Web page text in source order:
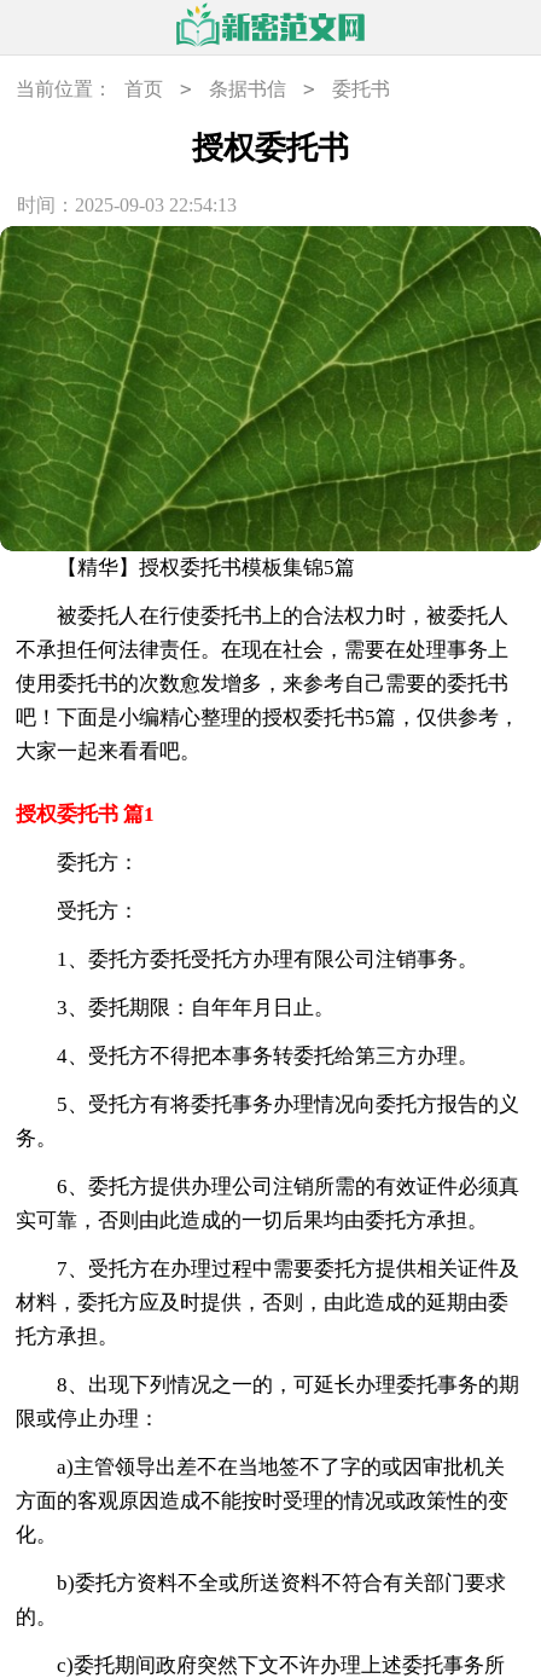
当前位置： 首页 > 条据书信 > 委托书
授权委托书
时间：2025-09-03 22:54:13
【精华】授权委托书模板集锦5篇
被委托人在行使委托书上的合法权力时，被委托人
不承担任何法律责任。在现在社会，需要在处理事务上
使用委托书的次数愈发增多，来参考自己需要的委托书
吧！下面是小编精心整理的授权委托书5篇，仅供参考，
大家一起来看看吧。
授权委托书 篇1
委托方：
受托方：
1、委托方委托受托方办理有限公司注销事务。
3、委托期限：自年年月日止。
4、受托方不得把本事务转委托给第三方办理。
5、受托方有将委托事务办理情况向委托方报告的义
务。
6、委托方提供办理公司注销所需的有效证件必须真
实可靠，否则由此造成的一切后果均由委托方承担。
7、受托方在办理过程中需要委托方提供相关证件及
材料，委托方应及时提供，否则，由此造成的延期由委
托方承担。
8、出现下列情况之一的，可延长办理委托事务的期
限或停止办理：
a)主管领导出差不在当地签不了字的或因审批机关
方面的客观原因造成不能按时受理的情况或政策性的变
化。
b)委托方资料不全或所送资料不符合有关部门要求
的。
c)委托期间政府突然下文不许办理上述委托事务所